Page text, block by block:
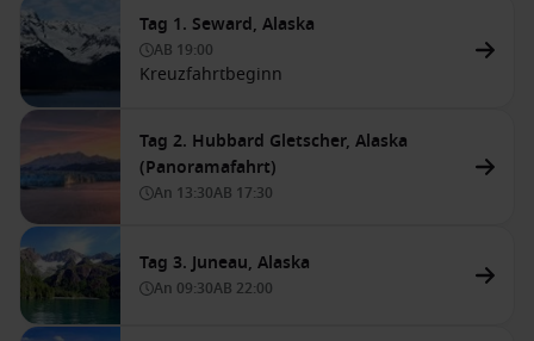
Tag 1. Seward, Alaska
AB 19:00
Kreuzfahrtbeginn
Tag 2. Hubbard Gletscher, Alaska
(Panoramafahrt)
An 13:30AB 17:30
Tag 3. Juneau, Alaska
An 09:30AB 22:00